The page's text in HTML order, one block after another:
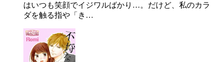
はいつも笑顔でイジワルばかり…。だけど、私のカラ
ダを触る指や「き…